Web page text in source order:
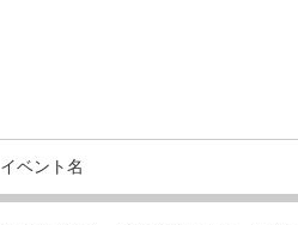
イベント名